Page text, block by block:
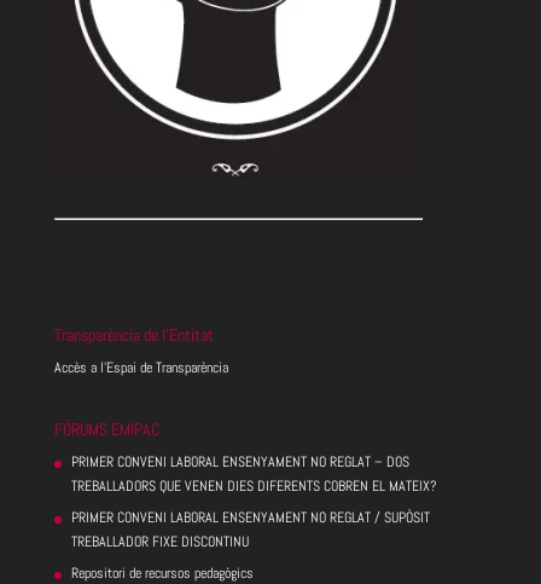
Transparència de l’Entitat
Accès a l’Espai de Transparència
FÓRUMS EMIPAC
PRIMER CONVENI LABORAL ENSENYAMENT NO REGLAT – DOS
TREBALLADORS QUE VENEN DIES DIFERENTS COBREN EL MATEIX?
PRIMER CONVENI LABORAL ENSENYAMENT NO REGLAT / SUPÒSIT
TREBALLADOR FIXE DISCONTINU
Repositori de recursos pedagògics